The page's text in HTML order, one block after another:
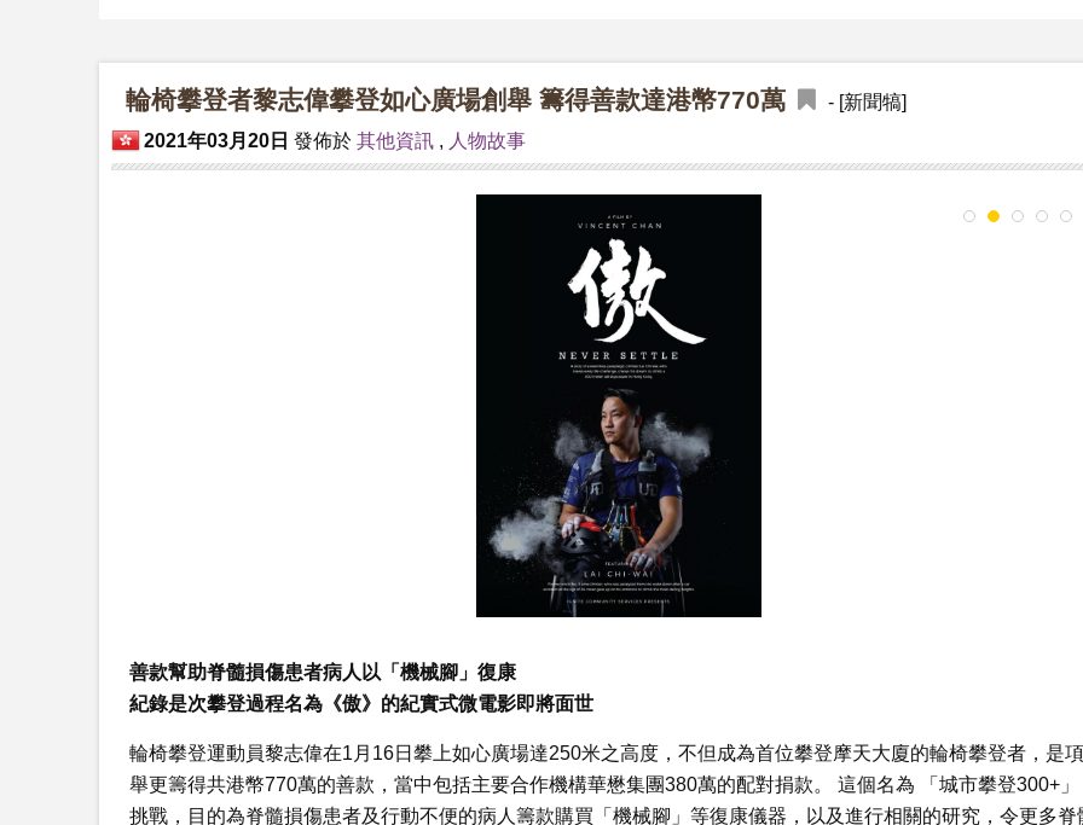
輪椅攀登者黎志偉攀登如心廣場創舉 籌得善款達港幣770萬
- [新聞犒]
2021年03月20日 發佈於 其他資訊 , 人物故事
1 2 3 4 5
善款幫助脊髓損傷患者病人以「機械腳」復康
紀錄是次攀登過程名為《傲》的紀實式微電影即將面世
輪椅攀登運動員黎志偉在1月16日攀上如心廣場達250米之高度，不但成為首位攀登摩天大廈的輪椅攀登者，是
舉更籌得共港幣770萬的善款，當中包括主要合作機構華懋集團380萬的配對捐款。 這個名為 「城市攀登300+」
挑戰，目的為脊髓損傷患者及行動不便的病人籌款購買「機械腳」等復康儀器，以及進行相關的研究，令更多脊